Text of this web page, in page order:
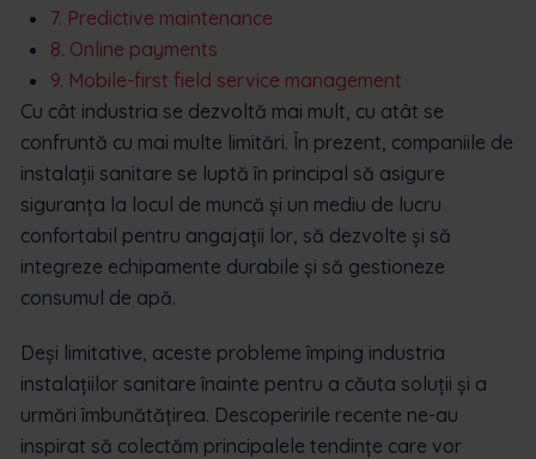
7. Predictive maintenance
8. Online payments
9. Mobile-first field service management
Cu cât industria se dezvoltă mai mult, cu atât se
confruntă cu mai multe limitări. În prezent, companiile de
instalații sanitare se luptă în principal să asigure
siguranța la locul de muncă și un mediu de lucru
confortabil pentru angajații lor, să dezvolte și să
integreze echipamente durabile și să gestioneze
consumul de apă.
Deși limitative, aceste probleme împing industria
instalațiilor sanitare înainte pentru a căuta soluții și a
urmări îmbunătățirea. Descoperirile recente ne-au
inspirat să colectăm principalele tendințe care vor